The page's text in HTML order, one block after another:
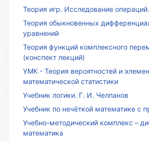
Теория игр. Исследование операций.
Теория обыкновенных
уравнений
Теория функций комплексного
(конспект лекций)
УМК - Теория вероятностей и
математической статистики
Учебник логики. Г. И. Челпанов
Учебник по нечёткой математике с
Учебно-методический комплекс –
математика